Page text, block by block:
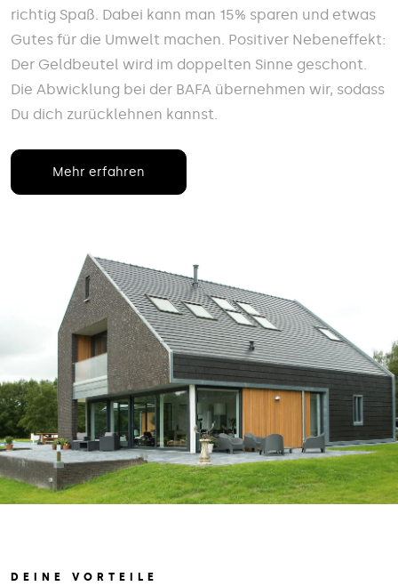
richtig Spaß. Dabei kann man 15% sparen und etwas
Gutes für die Umwelt machen. Positiver Nebeneffekt:
Der Geldbeutel wird im doppelten Sinne geschont.
Die Abwicklung bei der BAFA übernehmen wir, sodass
Du dich zurücklehnen kannst.
Mehr erfahren
DEINE VORTEILE